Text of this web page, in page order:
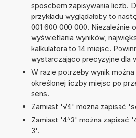
sposobem zapisywania liczb.
przykładu wyglądałoby to
001 600 000 000. Niezależnie
wyświetlania wyników,
kalkulatora to 14 miejsc.
wystarczająco precyzyjne dla
W razie potrzeby wynik
określonej liczby miejsc po
sens.
Zamiast '√4' można zapisać
Zamiast '4^3' można zapisać
3'.